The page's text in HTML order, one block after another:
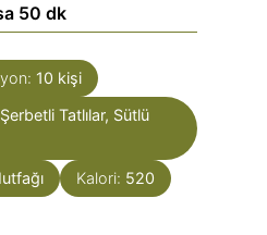
50 dk
10 kişi
Tatlılar, Sütlü
Kalori: 520